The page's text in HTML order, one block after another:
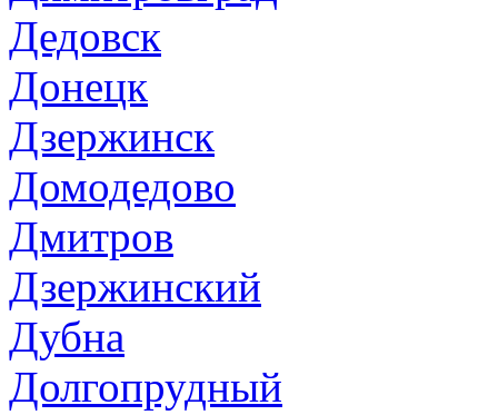
Дедовск
Донецк
Дзержинск
Домодедово
Дмитров
Дзержинский
Дубна
Долгопрудный